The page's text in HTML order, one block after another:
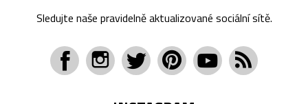
Sledujte naše pravidelně aktualizované sociální sítě.